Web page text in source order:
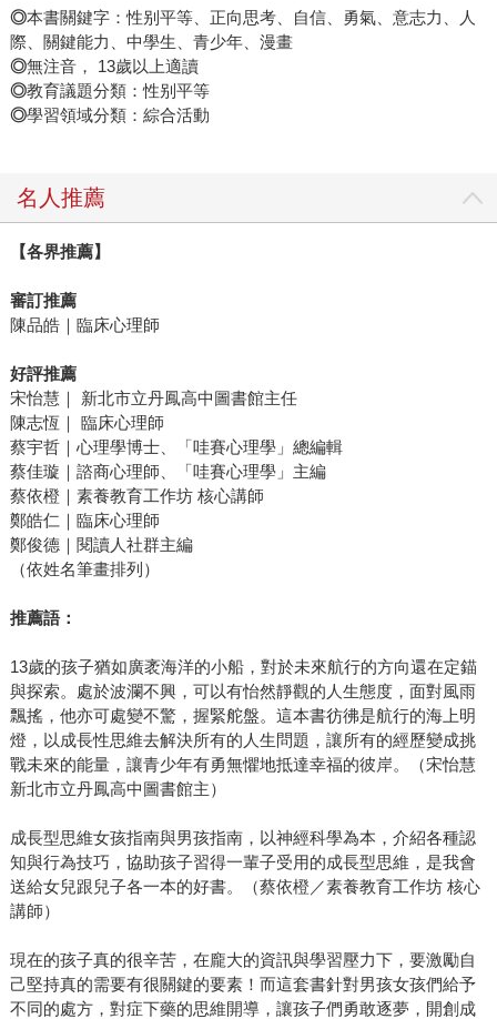
◎本書關鍵字：性别平等、正向思考、自信、勇氣、意志力、人
際、關鍵能力、中學生、青少年、漫畫
◎無注音， 13歲以上適讀
◎教育議題分類：性别平等
◎學習領域分類：綜合活動
名人推薦
【各界推薦】
審訂推薦
陳品皓｜臨床心理師
好評推薦
宋怡慧｜ 新北市立丹鳳高中圖書館主任
陳志恆｜ 臨床心理師
蔡宇哲｜心理學博士、「哇賽心理學」總編輯
蔡佳璇｜諮商心理師、「哇賽心理學」主編
蔡依橙｜素養教育工作坊 核心講師
鄭皓仁｜臨床心理師
鄭俊德｜閱讀人社群主編
（依姓名筆畫排列）
推薦語：
13歲的孩子猶如廣袤海洋的小船，對於未來航行的方向還在定錨
與探索。處於波瀾不興，可以有怡然靜觀的人生態度，面對風雨
飄搖，他亦可處變不驚，握緊舵盤。這本書彷彿是航行的海上明
燈，以成長性思維去解決所有的人生問題，讓所有的經歷變成挑
戰未來的能量，讓青少年有勇無懼地抵達幸福的彼岸。（宋怡慧
新北市立丹鳳高中圖書館主）
成長型思維女孩指南與男孩指南，以神經科學為本，介紹各種認
知與行為技巧，協助孩子習得一輩子受用的成長型思維，是我會
送給女兒跟兒子各一本的好書。（蔡依橙／素養教育工作坊 核心
講師）
現在的孩子真的很辛苦，在龐大的資訊與學習壓力下，要激勵自
己堅持真的需要有很關鍵的要素！而這套書針對男孩女孩們給予
不同的處方，對症下藥的思維開導，讓孩子們勇敢逐夢，開創成